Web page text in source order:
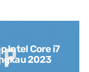
Intel Core i7
2023